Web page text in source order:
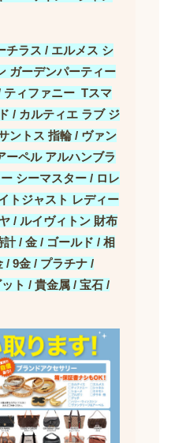
チラス / エルメス シ
ガーデンパーティー
ティファニー Tスマ
/ カルティエ ラブ ジ
ントス 指輪 / ヴァン
ーペル アルハンブラ
シーマスター / ロレ
トジャスト レディー
/ ルイヴィトン 財布
/ 金 / ゴールド / 相
/ 9金 / プラチナ /
ト / 貴金属 / 宝石 /